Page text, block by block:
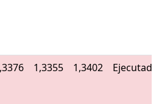
1,3355 1,3402 Ejecutado